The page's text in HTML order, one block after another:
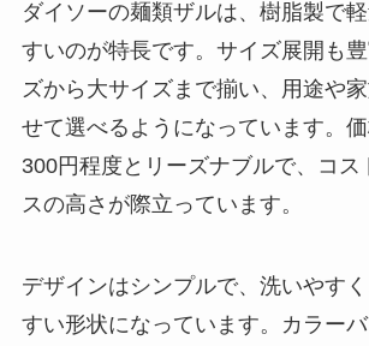
ダイソーの麺類ザルは、樹脂製で
すいのが特長です。サイズ展開も
ズから大サイズまで揃い、用途や
せて選べるようになっています。
300円程度とリーズナブルで、コス
スの高さが際立っています。
デザインはシンプルで、洗いやす
すい形状になっています。カラー